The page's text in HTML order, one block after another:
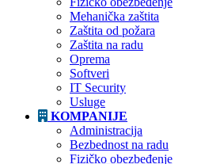
Mehanička zaštita
Zaštita od požara
Zaštita na radu
Oprema
Softveri
IT Security
Usluge
KOMPANIJE
Administracija
Bezbednost na radu
Fizičko obezbeđenje